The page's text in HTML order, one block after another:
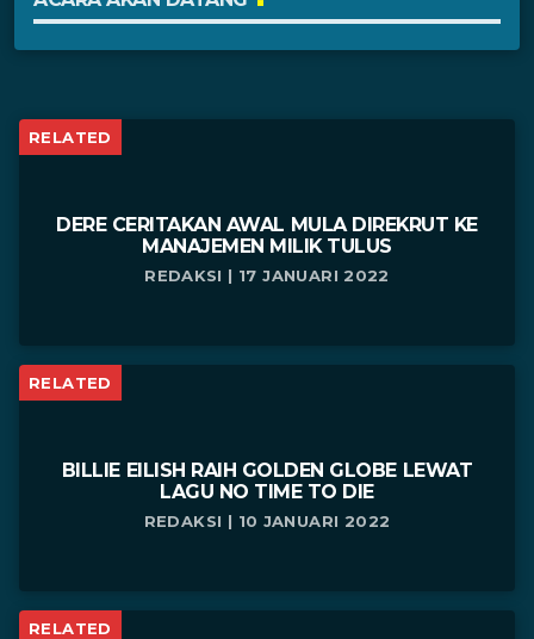
RELATED
DERE CERITAKAN AWAL MULA DIREKRUT KE
MANAJEMEN MILIK TULUS
REDAKSI | 17 JANUARI 2022
RELATED
BILLIE EILISH RAIH GOLDEN GLOBE LEWAT
LAGU NO TIME TO DIE
REDAKSI | 10 JANUARI 2022
RELATED